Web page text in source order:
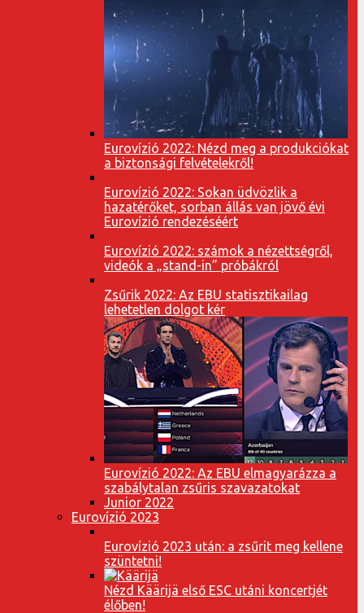
Eurovízió 2022: Nézd meg a produkciókat
a biztonsági felvételekről!
Eurovízió 2022: Sokan üdvözlik a
hazatérőket, sorban állás van jövő évi
Eurovízió rendezéséért
Eurovízió 2022: számok a nézettségről,
videók a „stand-in” próbákról
Zsűrik 2022: Az EBU statisztikailag
lehetetlen dolgot kér
Eurovízió 2022: Az EBU elmagyarázza a
szabálytalan zsűris szavazatokat
Junior 2022
Eurovízió 2023
Eurovízió 2023 után: a zsűrit meg kellene
szüntetni!
Nézd Käärijä első ESC utáni koncertjét
élőben!